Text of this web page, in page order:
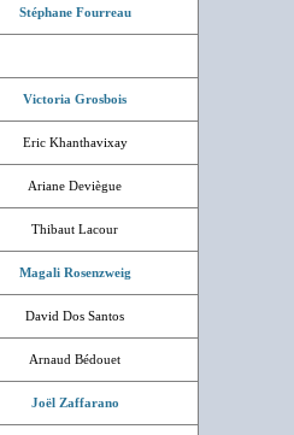
Stéphane Fourreau
Victoria Grosbois
Eric Khanthavixay
Ariane Deviègue
Thibaut Lacour
Magali Rosenzweig
David Dos Santos
Arnaud Bédouet
Joël Zaffarano